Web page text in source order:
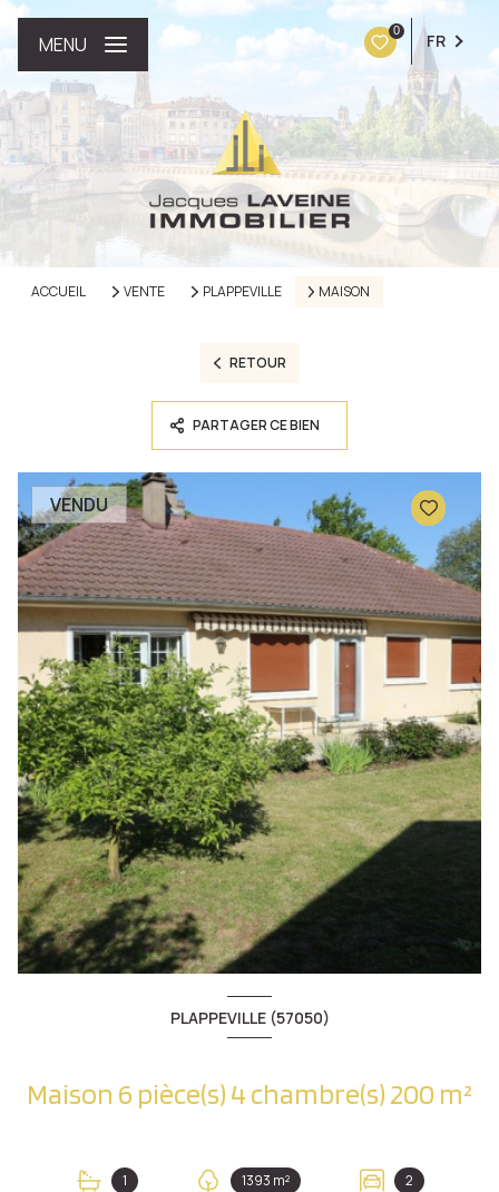
0 FR
MENU
ACCUEIL VENTE PLAPPEVILLE MAISON
RETOUR
PARTAGER CE BIEN
VENDU
PLAPPEVILLE (57050)
Maison 6 pièce(s) 4 chambre(s) 200 m²
1 1393 m² 2